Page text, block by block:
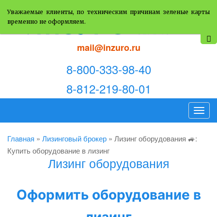
mail@inzuro.ru
8-800-333-98-40
8-812-219-80-01
T
o
a
Главная » Лизинговый брокер » Лизинг оборудования 🚙:
Купить оборудование в лизинг
Лизинг оборудования
Оформить оборудование в
Уважаемые клиенты, по техническим причинам зеленые карты
временно не оформляем.